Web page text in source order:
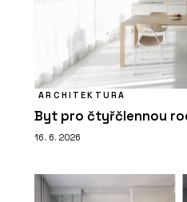
ARCHITEKTURA
Byt pro čtyřčlennou
16. 6. 2026